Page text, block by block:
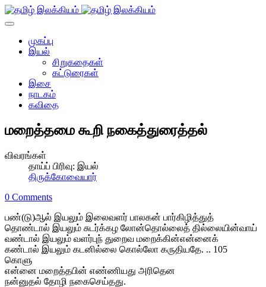
முகப்பு
இயல்
சிறுகதைகள்
கட்டுரைகள்
இசை
நாடகம்
கவிதை
மறைத்தமை கூறி நகைத்துரைத்தல்
விவரங்கள்
தாய்ப் பிரிவு: இயல்
திருக்கோவையார்
0 Comments
பண்(டு)ஆல் இயலும் இலைவளர் பாலகன் பார்கிழித்துத்
தொண்டால் இயலும் சுடர்க்கழ லோன்தொல்லைத் தில்லையின்வாய்
வண்டால் இயலும் வளர்புந் துறைவ மறைக்கின்என்னைக்
கண்டால் இயலும் கடனில்லை கொல்லோ கருதியதே. .. 105
கொளு
என்னை மறைத்தபின் எண்ணியது அரிதென
நன்னுதல் தோழி நகைசெய்தது.